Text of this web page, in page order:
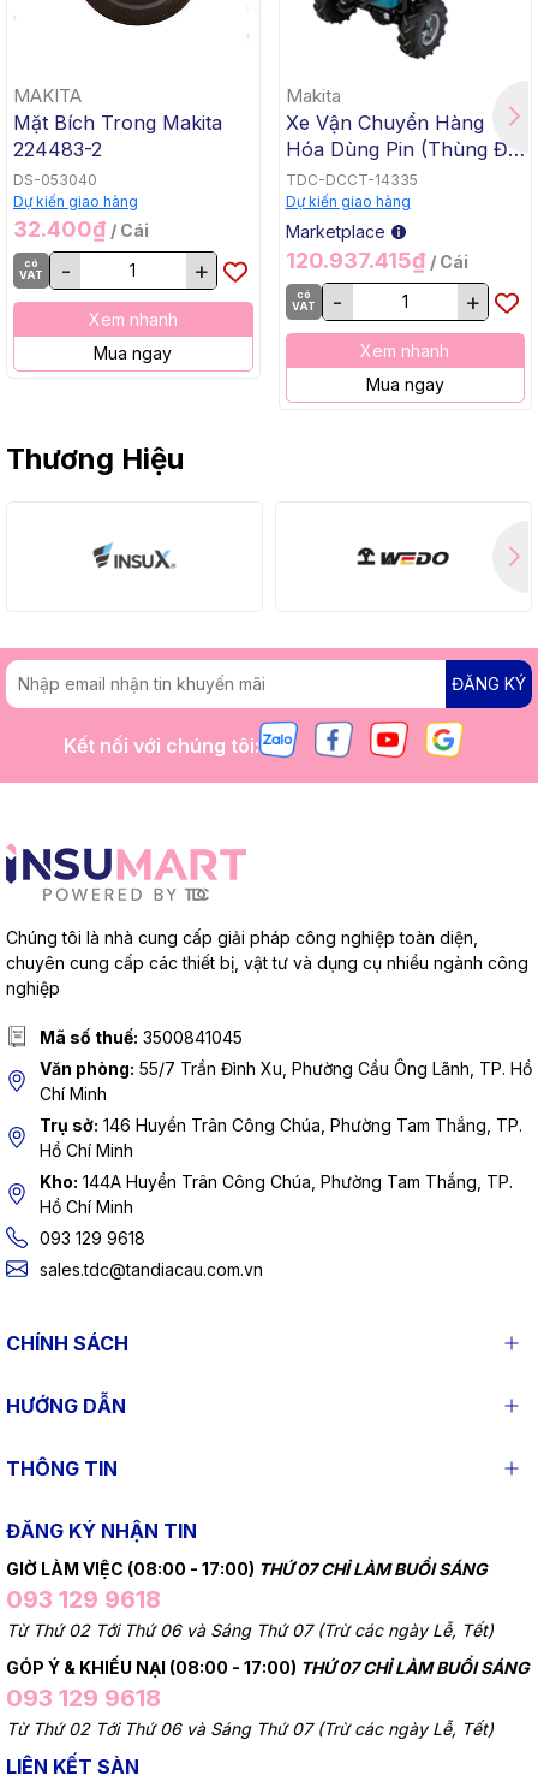
MAKITA
Mặt Bích Trong Makita
224483-2
DS-053040
Dự kiến giao hàng
32.400₫ / Cái
có
VAT
- +
Xem nhanh
Mua ngay
Makita
Xe Vận Chuyển Hàng
Hóa Dùng Pin (Thùng Đế
Bằng, BL, 18Vx2) Makita
DCU605Z
TDC-DCCT-14335
Dự kiến giao hàng
Marketplace
120.937.415₫ / Cái
có
VAT
- +
Xem nhanh
Mua ngay
Thương Hiệu
ĐĂNG KÝ
Kết nối với chúng tôi:
Chúng tôi là nhà cung cấp giải pháp công nghiệp toàn diện,
chuyên cung cấp các thiết bị, vật tư và dụng cụ nhiều ngành công
nghiệp
Mã số thuế: 3500841045
Văn phòng: 55/7 Trần Đình Xu, Phường Cầu Ông Lãnh, TP. Hồ
Chí Minh
Trụ sở: 146 Huyền Trân Công Chúa, Phường Tam Thắng, TP.
Hồ Chí Minh
Kho: 144A Huyền Trân Công Chúa, Phường Tam Thắng, TP.
Hồ Chí Minh
093 129 9618
sales.tdc@tandiacau.com.vn
CHÍNH SÁCH
HƯỚNG DẪN
THÔNG TIN
ĐĂNG KÝ NHẬN TIN
GIỜ LÀM VIỆC (08:00 - 17:00) THỨ 07 CHỈ LÀM BUỔI SÁNG
093 129 9618
Từ Thứ 02 Tới Thứ 06 và Sáng Thứ 07 (Trừ các ngày Lễ, Tết)
GÓP Ý & KHIẾU NẠI (08:00 - 17:00) THỨ 07 CHỈ LÀM BUỔI SÁNG
093 129 9618
Từ Thứ 02 Tới Thứ 06 và Sáng Thứ 07 (Trừ các ngày Lễ, Tết)
LIÊN KẾT SÀN